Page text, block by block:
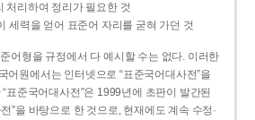
처리하여 정리가 필요한 것
세력을 얻어 표준어 자리를 굳혀 가던 것
어형을 규정에서 다 예시할 수는 없다. 이러한
어원에서는 인터넷으로 “표준국어대사전”을
표준국어대사전”은 1999년에 초판이 발간된
”을 바탕으로 한 것으로, 현재에도 계속 수정·